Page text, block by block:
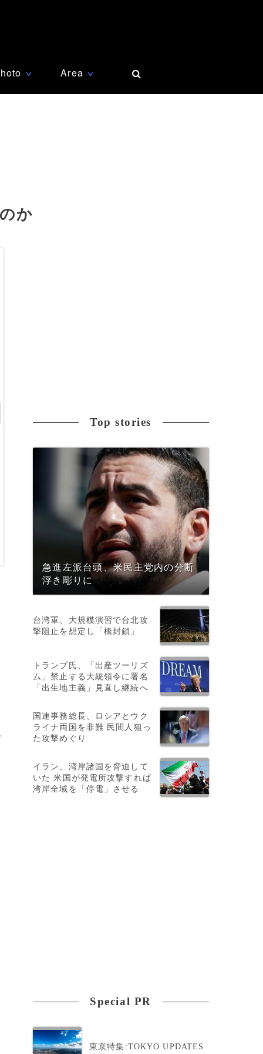
∨ Area ∨
か
Top stories
急進左派台頭、米民主党内の分断
浮き彫りに
台湾軍、大規模演習で台北攻
撃阻止を想定し「橋封鎖」
トランプ氏、「出産ツーリズ
ム」禁止する大統領令に署名
「出生地主義」見直し継続へ
国連事務総長、ロシアとウク
ライナ両国を非難 民間人狙っ
た攻撃めぐり
イラン、湾岸諸国を脅迫して
いた 米国が発電所攻撃すれば
湾岸全域を「停電」させる
Special PR
東京特集:TOKYO UPDATES